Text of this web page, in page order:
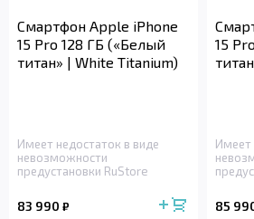
Смартфон Apple iPhone
15 Pro 128 ГБ («Белый
титан» | White Titanium)
Имеет недостаток в виде
невозможности
предустановки RuStore
83 990 ₽
15
Имеет
85